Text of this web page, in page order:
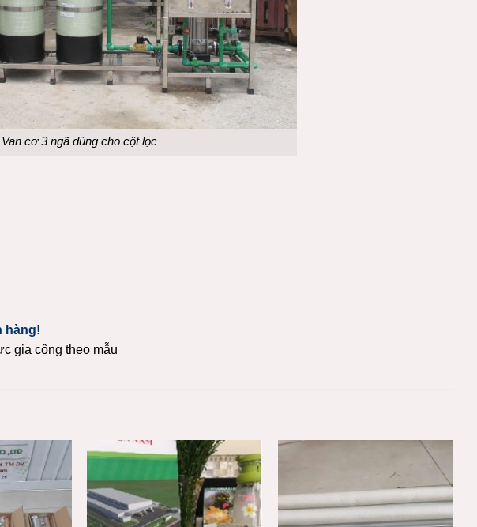
Van cơ 3 ngã dùng cho cột lọc
hàng!
gia công theo mẫu